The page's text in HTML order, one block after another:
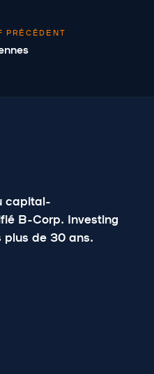
PRÉCÉDENT
capital-
B-Corp. Investing
plus de 30 ans.